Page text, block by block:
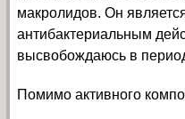
макролидов. Он
антибактериальным
высвобождаюсь в
Помимо активного